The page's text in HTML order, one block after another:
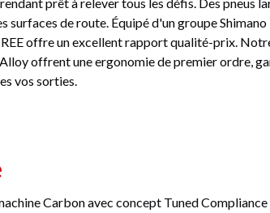
surfaces de route. Équipé d'un groupe
offre un excellent rapport qualité-prix.
offrent une ergonomie de premier ordre,
vos sorties.
Carbon avec concept Tuned